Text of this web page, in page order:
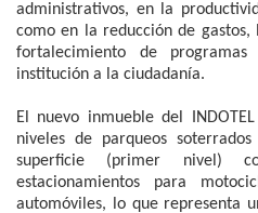
administrativos, en la
como en la reducción de gastos,
fortalecimiento de
institución a la ciudadanía.
El nuevo inmueble del
niveles de parqueos
superficie (primer nivel)
estacionamientos para
automóviles, lo que representa